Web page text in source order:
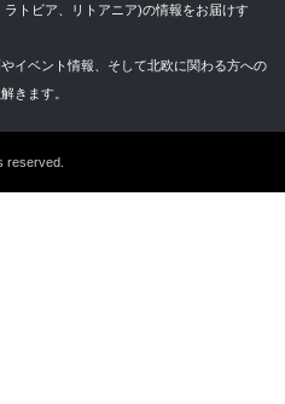
トビア、リトアニア)の情報をお届けす
イベント情報、そして北欧に関わる方への
きます。
reserved.